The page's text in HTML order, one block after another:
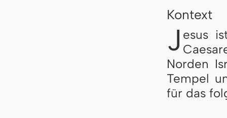
Kontext
J esus
Nor­den
Tem­pel
für das